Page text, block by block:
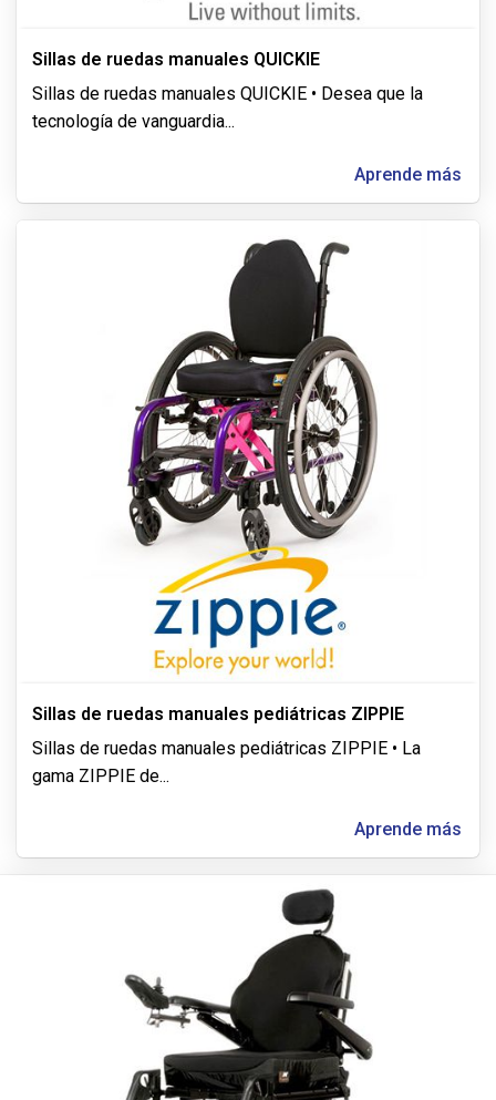
Sillas de ruedas manuales QUICKIE
Sillas de ruedas manuales QUICKIE • Desea que la
tecnología de vanguardia...
Aprende más
Sillas de ruedas manuales pediátricas ZIPPIE
Sillas de ruedas manuales pediátricas ZIPPIE • La
gama ZIPPIE de...
Aprende más